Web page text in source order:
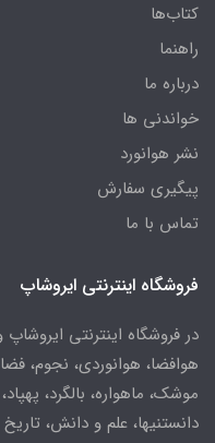
کتاب‌ها
راهنما
درباره ما
خواندنی ها
نشر هوانورد
پیگیری سفارش
تماس با ما
فروشگاه اینترنتی ایروشاپ
در فروشگاه اینترنتی
هوافضا، هوانوردی، نجوم،
موشک، ماهواره، بالگرد،
دانستنیها، علم و دانش،